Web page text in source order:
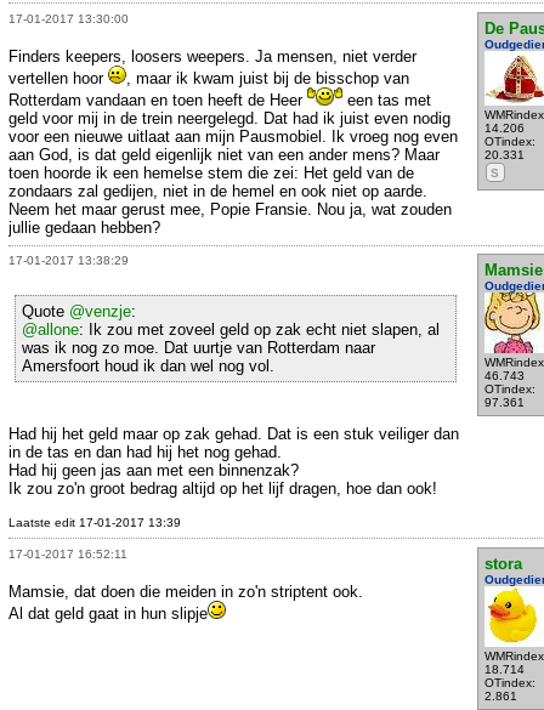
17-01-2017 13:30:00
De
14.206
OTindex:
20.331
S
Finders keepers, loosers weepers. Ja mensen, niet verder
vertellen hoor
, maar ik kwam juist bij de bisschop van
Rotterdam vandaan en toen heeft de Heer
een tas met
geld voor mij in de trein neergelegd. Dat had ik juist even nodig
voor een nieuwe uitlaat aan mijn Pausmobiel. Ik vroeg nog even
aan God, is dat geld eigenlijk niet van een ander mens? Maar
toen hoorde ik een hemelse stem die zei: Het geld van de
zondaars zal gedijen, niet in de hemel en ook niet op aarde.
Neem het maar gerust mee, Popie Fransie. Nou ja, wat zouden
jullie gedaan hebben?
17-01-2017 13:38:29
Mamsie
46.743
OTindex:
97.361
Quote @venzje:
@allone: Ik zou met zoveel geld op zak echt niet slapen, al
was ik nog zo moe. Dat uurtje van Rotterdam naar
Amersfoort houd ik dan wel nog vol.
Had hij het geld maar op zak gehad. Dat is een stuk veiliger dan
in de tas en dan had hij het nog gehad.
Had hij geen jas aan met een binnenzak?
Ik zou zo'n groot bedrag altijd op het lijf dragen, hoe dan ook!
Laatste edit 17-01-2017 13:39
17-01-2017 16:52:11
stora
18.714
OTindex:
2.861
Mamsie, dat doen die meiden in zo'n striptent ook.
Al dat geld gaat in hun slipje